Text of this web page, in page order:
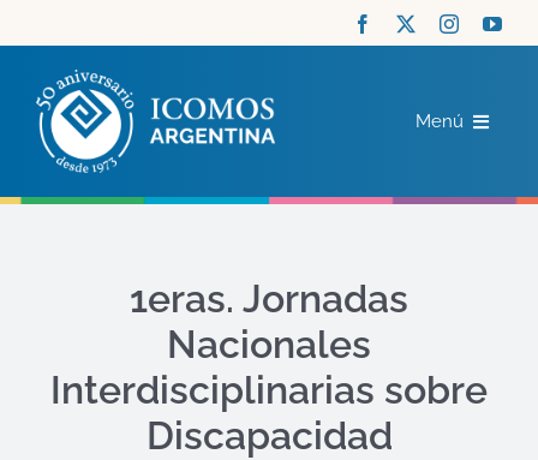
contenido
Menú
1eras. Jornadas
Nacionales
Interdisciplinarias sobre
Discapacidad